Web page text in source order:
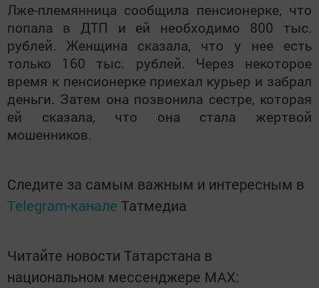
Лже-племянница сообщила пенсионерке, что
попала в ДТП и ей необходимо 800 тыс.
рублей. Женщина сказала, что у нее есть
только 160 тыс. рублей. Через некоторое
время к пенсионерке приехал курьер и забрал
деньги. Затем она позвонила сестре, которая
ей сказала, что она стала жертвой
мошенников.
Следите за самым важным и интересным в
Telegram-канале Татмедиа
Читайте новости Татарстана в
национальном мессенджере MАХ: